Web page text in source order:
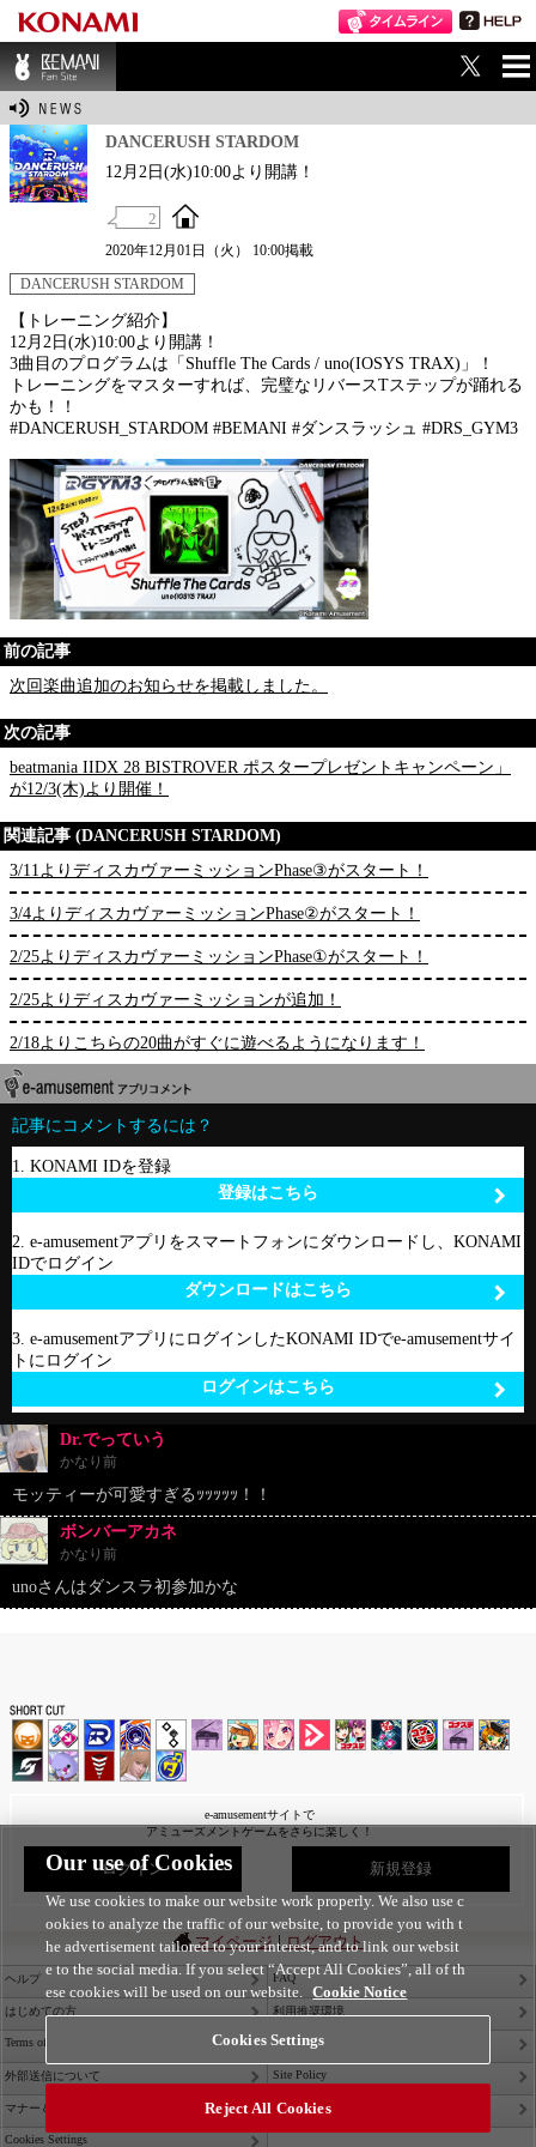
BEMANI Fan Sit
DANCERUSH STARDOM
12月2日(水)10:00より開講！
2
2020年12月01日（火） 10:00掲載
DANCERUSH STARDOM
【トレーニング紹介】
12月2日(水)10:00より開講！
3曲目のプログラムは「Shuffle The Cards / uno(IOSYS TRAX)」！
トレーニングをマスターすれば、完璧なリバースTステップが踊れる
かも！！
#DANCERUSH_STARDOM #BEMANI #ダンスラッシュ #DRS_GYM3
前の記事
次回楽曲追加のお知らせを掲載しました。
次の記事
beatmania IIDX 28 BISTROVER ポスタープレゼントキャンペーン」
が12/3(木)より開催！
関連記事 (DANCERUSH STARDOM)
3/11よりディスカヴァーミッションPhase③がスタート！
3/4よりディスカヴァーミッションPhase②がスタート！
2/25よりディスカヴァーミッションPhase①がスタート！
2/25よりディスカヴァーミッションが追加！
2/18よりこちらの20曲がすぐに遊べるようになります！
記事にコメントするには？
1. KONAMI IDを登録
登録はこちら
2. e-amusementアプリをスマートフォンにダウンロードし、KONAMI
IDでログイン
ダウンロードはこちら
3. e-amusementアプリにログインしたKONAMI IDでe-amusementサイ
トにログイン
ログインはこちら
Dr.でっていう
かなり前
モッティーが可愛すぎるｯｯｯｯｯ！！
ボンバーアカネ
かなり前
unoさんはダンスラ初参加かな
e-amusementサイトで
アミューズメントゲームをさらに楽しく！
ログイン 新規登録
マイページ|ログアウト
ヘルプ FAQ
はじめての方 利用推奨環境
Terms of Service Privacy Policy
外部送信について Site Policy
マナー＆ルール Contact Us
Cookies Settings
Our use of Cookies
We use cookies to make our website work properly. We also use c
ookies to analyze the traffic of our website, to provide you with t
he advertisement tailored to your interest, and to link our websit
e to the social media. If you select “Accept All Cookies”, all of th
ese cookies will be used on our website. Cookie Notice
Cookies Settings
Reject All Cookies